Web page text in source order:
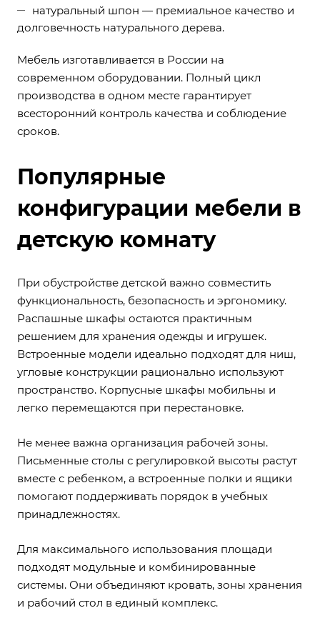
натуральный шпон — премиальное качество и
долговечность натурального дерева.
Мебель изготавливается в России на
современном оборудовании. Полный цикл
производства в одном месте гарантирует
всесторонний контроль качества и соблюдение
сроков.
Популярные
конфигурации мебели в
детскую комнату
При обустройстве детской важно совместить
функциональность, безопасность и эргономику.
Распашные шкафы остаются практичным
решением для хранения одежды и игрушек.
Встроенные модели идеально подходят для ниш,
угловые конструкции рационально используют
пространство. Корпусные шкафы мобильны и
легко перемещаются при перестановке.
Не менее важна организация рабочей зоны.
Письменные столы с регулировкой высоты растут
вместе с ребенком, а встроенные полки и ящики
помогают поддерживать порядок в учебных
принадлежностях.
Для максимального использования площади
подходят модульные и комбинированные
системы. Они объединяют кровать, зоны хранения
и рабочий стол в единый комплекс.